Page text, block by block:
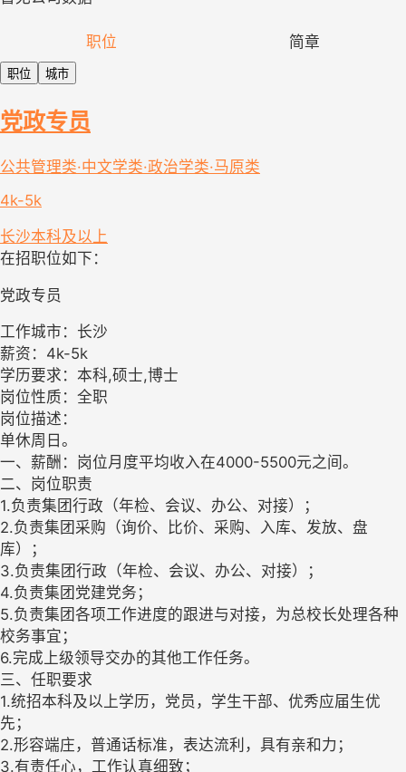
职位 简章
职位 城市
党政专员
公共管理类·中文学类·政治学类·马原类
4k-5k
长沙本科及以上
在招职位如下：
党政专员
工作城市：长沙
薪资：4k-5k
学历要求：本科,硕士,博士
岗位性质：全职
岗位描述：
单休周日。
一、薪酬：岗位月度平均收入在4000-5500元之间。
二、岗位职责
1.负责集团行政（年检、会议、办公、对接）；
2.负责集团采购（询价、比价、采购、入库、发放、盘
库）；
3.负责集团行政（年检、会议、办公、对接）；
4.负责集团党建党务；
5.负责集团各项工作进度的跟进与对接，为总校长处理各种
校务事宜；
6.完成上级领导交办的其他工作任务。
三、任职要求
1.统招本科及以上学历，党员，学生干部、优秀应届生优
先；
2.形容端庄，普通话标准，表达流利，具有亲和力；
3.有责任心，工作认真细致；